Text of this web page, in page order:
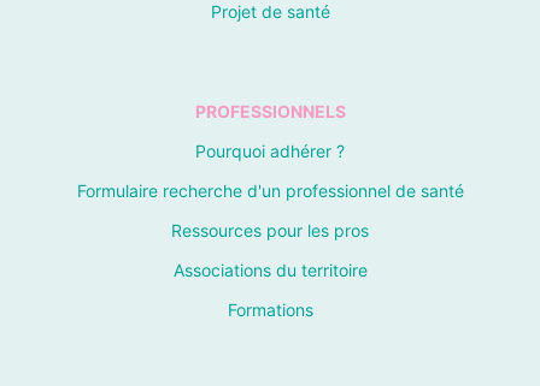
Projet de santé
PROFESSIONNELS
Pourquoi adhérer ?
Formulaire recherche d'un professionnel de santé
Ressources pour les pros
Associations du territoire
Formations